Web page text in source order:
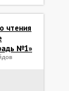
чтения
№1»